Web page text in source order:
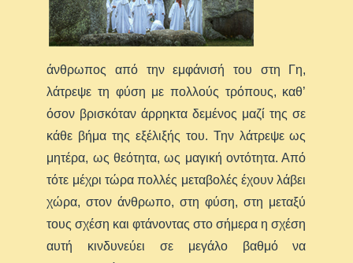
άνθρωπος από την εμφάνισή του στη Γη,
λάτρεψε τη φύση με πολλούς τρόπους, καθ’
όσον βρισκόταν άρρηκτα δεμένος μαζί της σε
κάθε βήμα της εξέλιξής του. Την λάτρεψε ως
μητέρα, ως θεότητα, ως μαγική οντότητα. Από
τότε μέχρι τώρα πολλές μεταβολές έχουν λάβει
χώρα, στον άνθρωπο, στη φύση, στη μεταξύ
τους σχέση και φτάνοντας στο σήμερα η σχέση
αυτή κινδυνεύει σε μεγάλο βαθμό να